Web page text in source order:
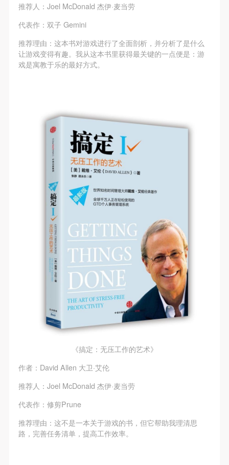
推荐人：Joel McDonald 杰伊·麦当劳
代表作：双子 Gemini
推荐理由：这本书对游戏进行了全面剖析，并分析了是什么
让游戏变得有趣。我从这本书里获得最关键的一点便是：游
戏是寓教于乐的最好方式。
《搞定：无压工作的艺术》
作者：David Allen 大卫·艾伦
推荐人：Joel McDonald 杰伊·麦当劳
代表作：修剪Prune
推荐理由：这不是一本关于游戏的书，但它帮助我理清思
路，完善任务清单，提高工作效率。
快捷登录
手机号码
验证码
登录
可使用雅昌艺术网会员账户登录